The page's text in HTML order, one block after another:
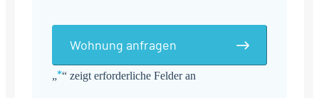
„*“ zeigt erforderliche Felder an
Wohnung anfragen